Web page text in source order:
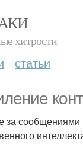
хитрости
статьи